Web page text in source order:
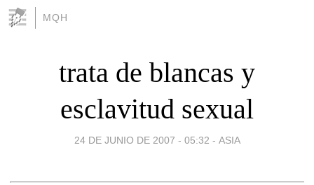
MQH
trata de blancas y
esclavitud sexual
24 DE JUNIO DE 2007 - 05:32 - ASIA